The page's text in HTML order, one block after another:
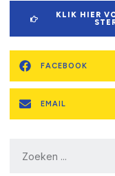
KLIK HIER
FACEBOOK
EMAIL